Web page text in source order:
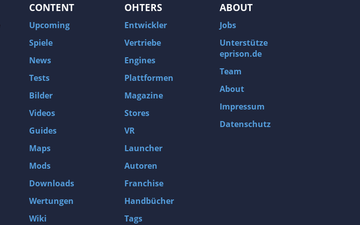
CONTENT
Upcoming
Spiele
News
Tests
Bilder
Videos
Guides
Maps
Mods
Downloads
Wertungen
Wiki
OHTERS
Entwickler
Vertriebe
Engines
Plattformen
Magazine
Stores
VR
Launcher
Autoren
Franchise
Handbücher
Tags
ABOUT
Jobs
Unterstütze
eprison.de
Team
About
Impressum
Datenschutz